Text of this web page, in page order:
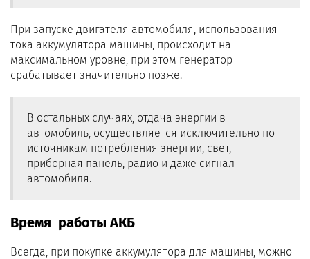
При запуске двигателя автомобиля, использования
тока аккумулятора машины, происходит на
максимальном уровне, при этом генератор
срабатывает значительно позже.
В остальных случаях, отдача энергии в
автомобиль, осуществляется исключительно по
источникам потребления энергии, свет,
приборная панель, радио и даже сигнал
автомобиля.
Время работы АКБ
Всегда, при покупке аккумулятора для машины, можно